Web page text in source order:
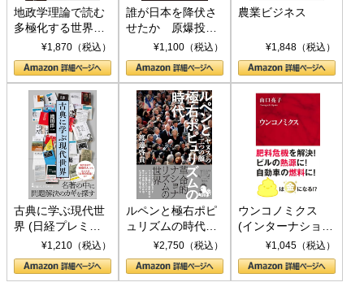
地政学理論で読む
多極化する世界：
トランプとBRICS
の挑戦
¥1,870（税込）
誰が日本を降伏さ
せたか 原爆投
下、ソ連参戦、そ
して聖断 (PHP新
書)
¥1,100（税込）
農業ビジネス
¥1,848（税込）
古典に学ぶ現代世
界 (日経プレミア
シリーズ)¥1,210（税込）
ルペンと極右ポピ
ュリズムの時代：
〈ヤヌス〉の二つ
の顔
¥2,750（税込）
ウンコノミクス
(インターナショナ
ル新書)¥1,045（税込）